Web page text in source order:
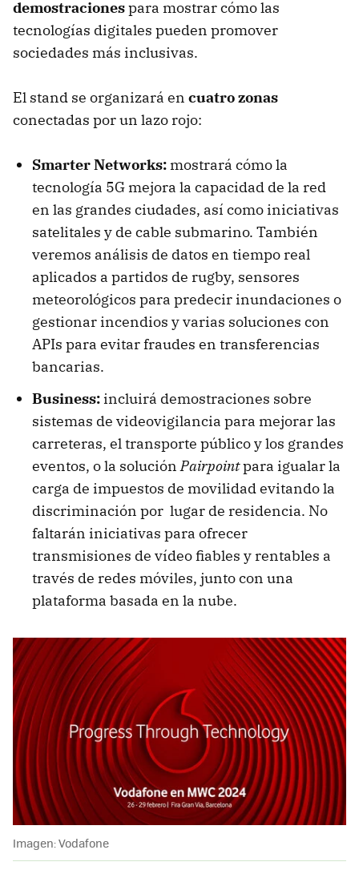
demostracionespara mostrar cómo las
tecnologías digitales pueden promover
sociedades más inclusivas.
El stand se organizará en cuatro zonas
conectadas por un lazo rojo:
Smarter Networks: mostrará cómo la
tecnología 5G mejora la capacidad de la red
en las grandes ciudades, así como iniciativas
satelitales y de cable submarino. También
veremos análisis de datos en tiempo real
aplicados a partidos de rugby, sensores
meteorológicos para predecir inundaciones o
gestionar incendios y varias soluciones con
APIs para evitar fraudes en transferencias
bancarias.
Business: incluirá demostraciones sobre
sistemas de videovigilancia para mejorar las
carreteras, el transporte público y los grandes
eventos, o la soluciónPairpointpara igualar la
carga de impuestos de movilidad evitando la
discriminación por lugar de residencia. No
faltarán iniciativas para ofrecer
transmisiones de vídeo fiables y rentables a
través de redes móviles, junto con una
plataforma basada en la nube.
Imagen: Vodafone